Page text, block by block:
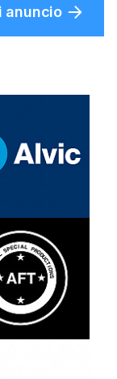
anuncio